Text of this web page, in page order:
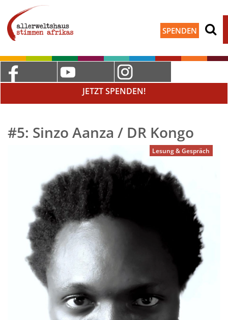
SPENDEN
JETZT SPENDEN!
#5: Sinzo Aanza / DR Kongo
Lesung & Gespräch